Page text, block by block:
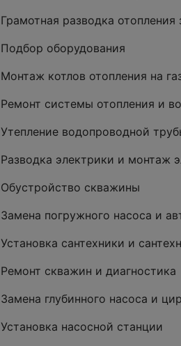
Грамотная разводка отопления
Подбор оборудования
Монтаж котлов отопления на
Ремонт системы отопления и
Утепление водопроводной
Разводка электрики и монтаж
Обустройство скважины
Замена погружного насоса и
Установка сантехники и
Ремонт скважин и диагностика
Замена глубинного насоса и
Установка насосной станции